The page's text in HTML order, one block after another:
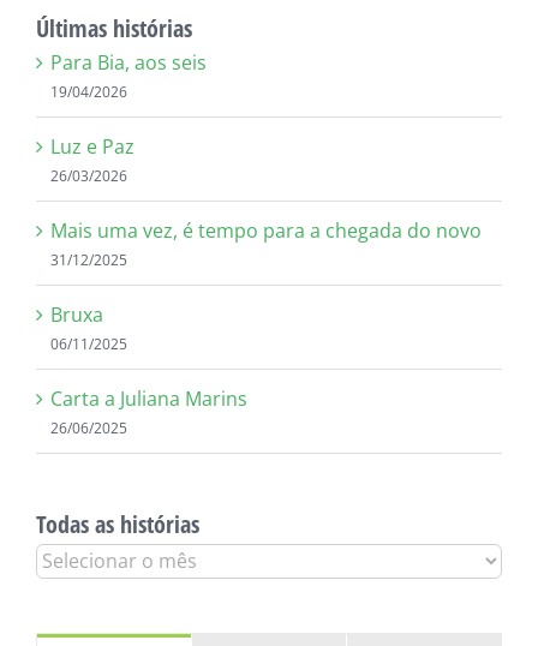
Últimas histórias
Para Bia, aos seis
19/04/2026
Luz e Paz
26/03/2026
Mais uma vez, é tempo para a chegada do novo
31/12/2025
Bruxa
06/11/2025
Carta a Juliana Marins
26/06/2025
Todas as histórias
Todas